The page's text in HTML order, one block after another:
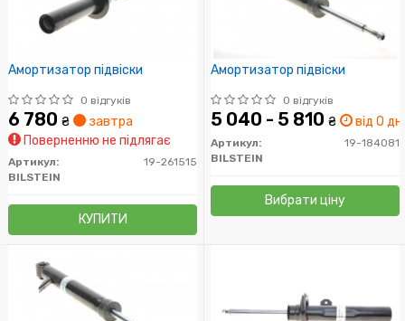
Амортизатор підвіски
0 відгуків
6 780 ₴
завтра
Поверненню не підлягає
Артикул:
19-261515
BILSTEIN
КУПИТИ
Амортизатор підвіски
0 відгуків
5 040 - 5 810 ₴ від 0 дн.
Артикул:
19-184081
BILSTEIN
Вибрати ціну